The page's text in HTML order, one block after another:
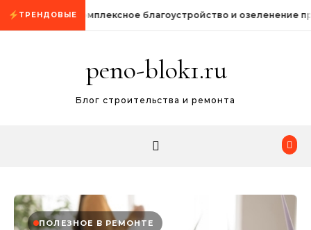
Промотать к содержимому
ТРЕНДОВЫЕКомплексное благоустройство и озеленение
peno-blok1.ru
Блог строительства и ремонта
ПОЛЕЗНОЕ В РЕМОНТЕ